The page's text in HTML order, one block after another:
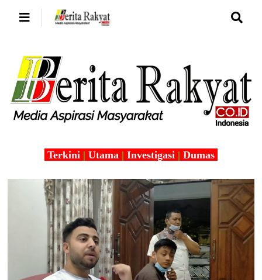
Terkini | Utama | Investigasi | Dumas